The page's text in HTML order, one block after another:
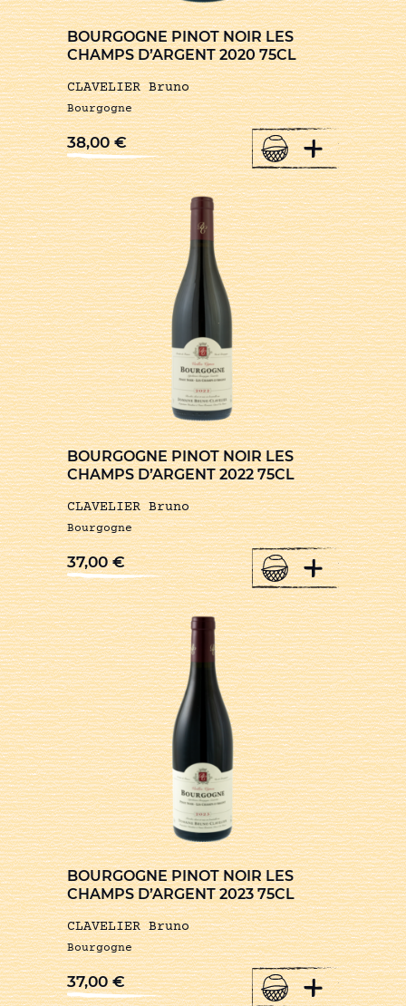
BOURGOGNE PINOT NOIR LES
CHAMPS D’ARGENT 2020 75CL
CLAVELIER Bruno
Bourgogne
38,00€ +
BOURGOGNE PINOT NOIR LES
CHAMPS D’ARGENT 2022 75CL
CLAVELIER Bruno
Bourgogne
37,00€ +
BOURGOGNE PINOT NOIR LES
CHAMPS D’ARGENT 2023 75CL
CLAVELIER Bruno
Bourgogne
37,00€ +